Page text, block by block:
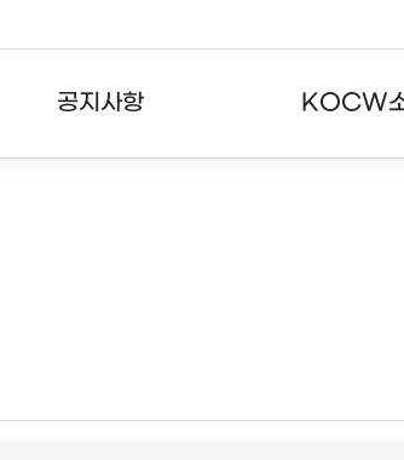
공지사항 KOCW